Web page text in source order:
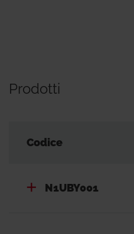
Prodotti
Codice
N1UBY001